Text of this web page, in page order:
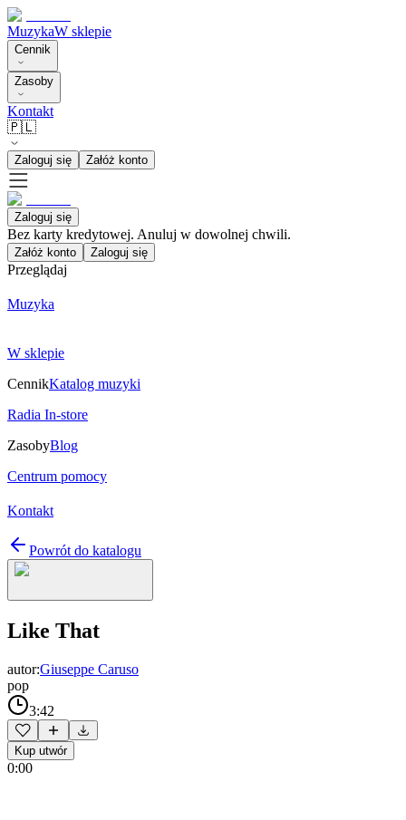
MuzykaW sklepie
Cennik
Zasoby
Kontakt
🇵🇱
Zaloguj się Załóż konto
Zaloguj się
Bez karty kredytowej. Anuluj w dowolnej chwili.
Załóż konto Zaloguj się
Przeglądaj
Muzyka
W sklepie
CennikKatalog muzyki
Radia In-store
ZasobyBlog
Centrum pomocy
Kontakt
Powrót do katalogu
Like That
autor:Giuseppe Caruso
pop
3:42
Kup utwór
0:00